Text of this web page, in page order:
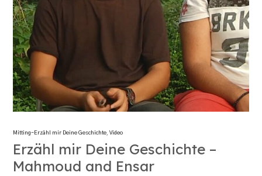
Mitting-Erzähl mir Deine Geschichte,Video
Erzähl mir Deine Geschichte –
Mahmoud and Ensar